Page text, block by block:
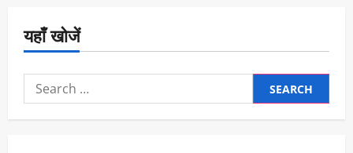
यहाँ खोजें
Search
for: